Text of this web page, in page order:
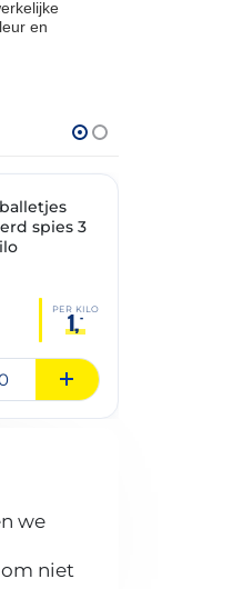
en
spies 3
PER KILO
1,–
we
niet